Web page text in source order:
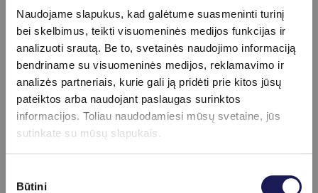
Naudojame slapukus, kad galėtume suasmeninti turinį
bei skelbimus, teikti visuomeninės medijos funkcijas ir
analizuoti srautą. Be to, svetainės naudojimo informaciją
bendriname su visuomeninės medijos, reklamavimo ir
analizės partneriais, kurie gali ją pridėti prie kitos jūsų
pateiktos arba naudojant paslaugas surinktos
informacijos. Toliau naudodamiesi mūsų svetaine, jūs
sutinkate su mūsų slapukais.
pasirinkimas
Būtini
Pilvo plaukų šalinimas vyrams
Plaštakų plaukų šalinimas
45 €
Randų šalinimas lazeriu (1cm) 79 €
Randų šalinimas lazeriu (2 cm)
99 €
Rankų nagų grybelio gydymas lazeriu
110 €
Riebalinės hiperplazijos šalinimas (1 vnt.)
Riebalinės hiperplazijos šalinimas (2 - 5 vnt.)
69 €
Rožinės gydymas dekoltė srityje
199 €